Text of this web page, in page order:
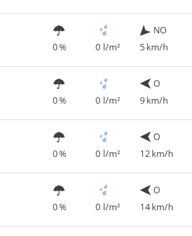
0 % 0 l/m²
NO
5 km/h
0 % 0 l/m²
O
9 km/h
0 % 0 l/m²
O
12 km/h
0 % 0 l/m²
O
14 km/h